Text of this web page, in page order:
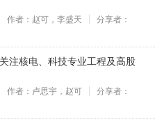
作者：赵可，李盛天
分享者：
注核电、科技专业工程及高股
作者：卢思宇，赵可
分享者：